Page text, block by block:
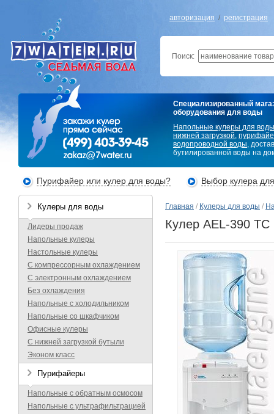
авторизация / регистрация
Поиск:
Специализированный
оборудования для воды
Напольные кулеры для воды
нижней загрузкой,
водопроводной воды,
бутилированной воды на
Пурифайер или кулер для воды? Выбор кулера
Кулеры для воды
Лидеры продаж
Напольные кулеры
Настольные кулеры
С компрессорным охлаждением
С электронным охлаждением
Без охлаждения
Напольные с холодильником
Напольные со шкафчиком
Офисные кулеры
С нижней загрузкой бутыли
Эконом класс
Пурифайеры
Напольные с обратным осмосом
Напольные с ультрафильтрацией
Главная / Кулеры для воды /
Кулер AEL-390 TC